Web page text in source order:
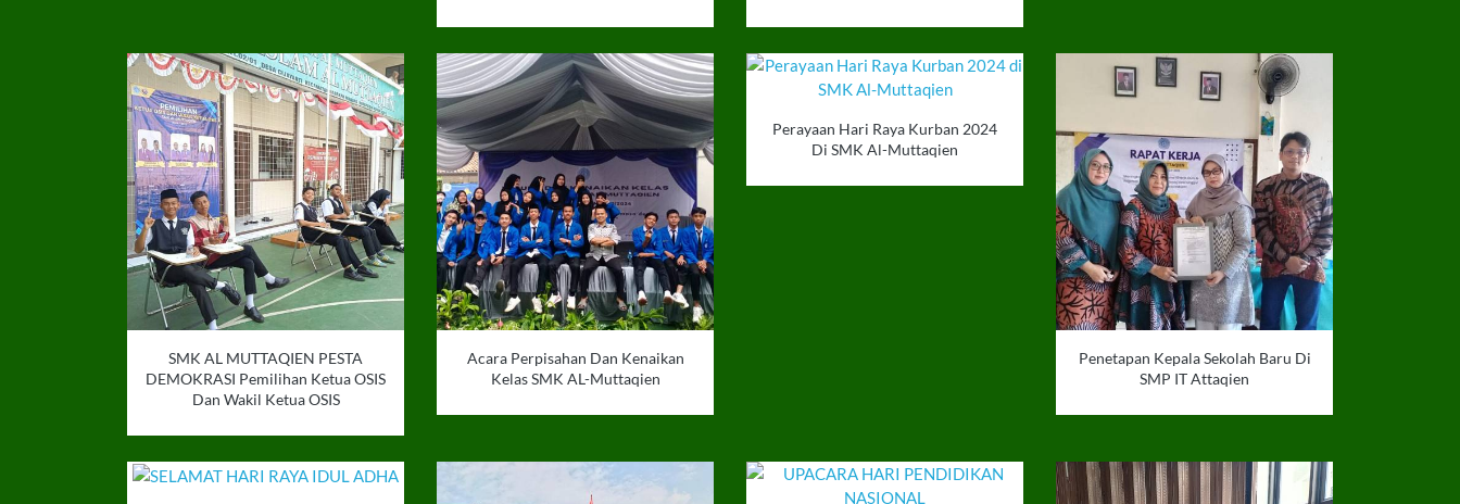
SMK AL MUTTAQIEN PESTA
DEMOKRASI Pemilihan Ketua OSIS
Dan Wakil Ketua OSIS
Acara Perpisahan Dan Kenaikan
Kelas SMK AL-Muttaqien
Perayaan Hari Raya Kurban 2024
Di SMK Al-Muttaqien
Penetapan Kepala Sekolah Baru Di
SMP IT Attaqien